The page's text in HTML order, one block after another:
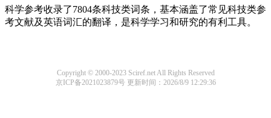
科学参考收录了7804条科技类词条，基本涵盖了常见科技类参
考文献及英语词汇的翻译，是科学学习和研究的有利工具。
Copyright © 2000-2023 Sciref.net All Rights Reserved
京ICP备2021023879号更新时间：2026/8/9 12:29:36